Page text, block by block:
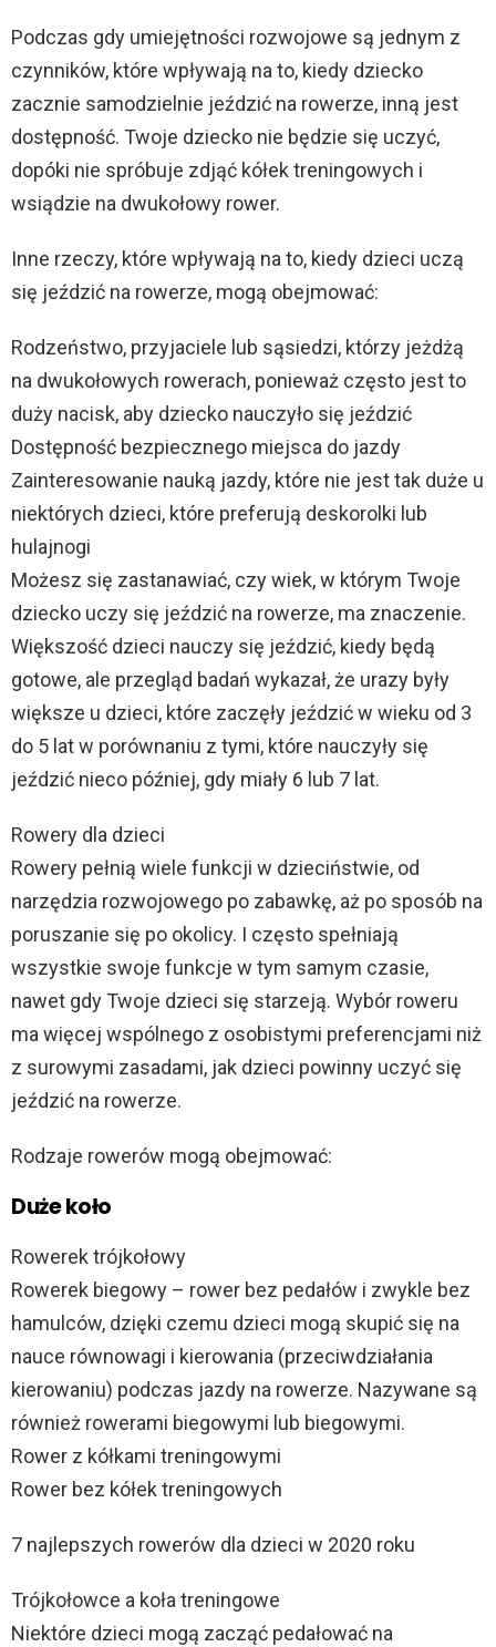
Podczas gdy umiejętności rozwojowe są jednym z
czynników, które wpływają na to, kiedy dziecko
zacznie samodzielnie jeździć na rowerze, inną jest
dostępność. Twoje dziecko nie będzie się uczyć,
dopóki nie spróbuje zdjąć kółek treningowych i
wsiądzie na dwukołowy rower.
Inne rzeczy, które wpływają na to, kiedy dzieci uczą
się jeździć na rowerze, mogą obejmować:
Rodzeństwo, przyjaciele lub sąsiedzi, którzy jeżdżą
na dwukołowych rowerach, ponieważ często jest to
duży nacisk, aby dziecko nauczyło się jeździć
Dostępność bezpiecznego miejsca do jazdy
Zainteresowanie nauką jazdy, które nie jest tak duże u
niektórych dzieci, które preferują deskorolki lub
hulajnogi
Możesz się zastanawiać, czy wiek, w którym Twoje
dziecko uczy się jeździć na rowerze, ma znaczenie.
Większość dzieci nauczy się jeździć, kiedy będą
gotowe, ale przegląd badań wykazał, że urazy były
większe u dzieci, które zaczęły jeździć w wieku od 3
do 5 lat w porównaniu z tymi, które nauczyły się
jeździć nieco później, gdy miały 6 lub 7 lat.
Rowery dla dzieci
Rowery pełnią wiele funkcji w dzieciństwie, od
narzędzia rozwojowego po zabawkę, aż po sposób na
poruszanie się po okolicy. I często spełniają
wszystkie swoje funkcje w tym samym czasie,
nawet gdy Twoje dzieci się starzeją. Wybór roweru
ma więcej wspólnego z osobistymi preferencjami niż
z surowymi zasadami, jak dzieci powinny uczyć się
jeździć na rowerze.
Rodzaje rowerów mogą obejmować:
Duże koło
Rowerek trójkołowy
Rowerek biegowy – rower bez pedałów i zwykle bez
hamulców, dzięki czemu dzieci mogą skupić się na
nauce równowagi i kierowania (przeciwdziałania
kierowaniu) podczas jazdy na rowerze. Nazywane są
również rowerami biegowymi lub biegowymi.
Rower z kółkami treningowymi
Rower bez kółek treningowych
7 najlepszych rowerów dla dzieci w 2020 roku
Trójkołowce a koła treningowe
Niektóre dzieci mogą zacząć pedałować na